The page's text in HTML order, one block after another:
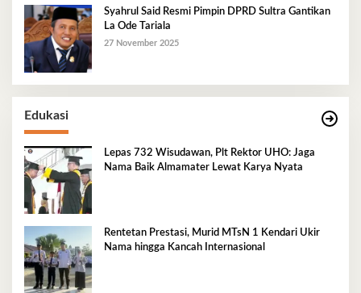
Syahrul Said Resmi Pimpin DPRD Sultra Gantikan
La Ode Tariala
27 November 2025
Edukasi
Lepas 732 Wisudawan, Plt Rektor UHO: Jaga
Nama Baik Almamater Lewat Karya Nyata
Rentetan Prestasi, Murid MTsN 1 Kendari Ukir
Nama hingga Kancah Internasional